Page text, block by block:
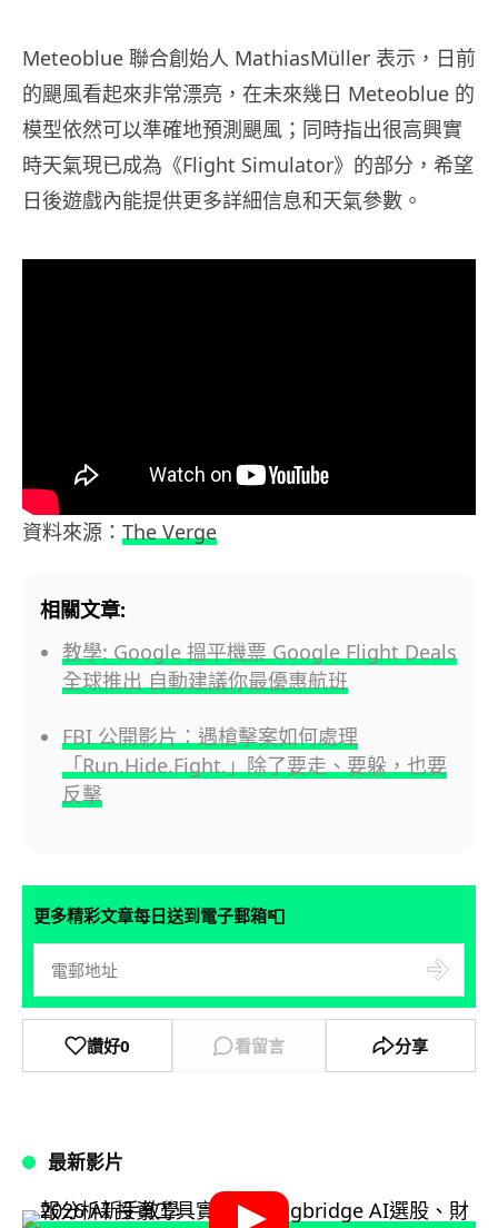
Meteoblue 聯合創始人 MathiasMüller 表示，日前
的颶風看起來非常漂亮，在未來幾日 Meteoblue 的
模型依然可以準確地預測颶風；同時指出很高興實
時天氣現已成為《Flight Simulator》的部分，希望
日後遊戲內能提供更多詳細信息和天氣參數。
資料來源： The Verge
相關文章:
教學: Google 搵平機票 Google Flight Deals
全球推出 自動建議你最優惠航班
FBI 公開影片：遇槍擊案如何處理
「Run.Hide.Fight.」除了要走、要躲，也要
反擊
更多精彩文章每日送到電子郵箱📮
讚好0 看留言 分享
最新影片